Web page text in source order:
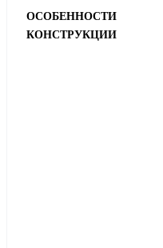
ОСОБЕННОСТИ
КОНСТРУКЦИИ